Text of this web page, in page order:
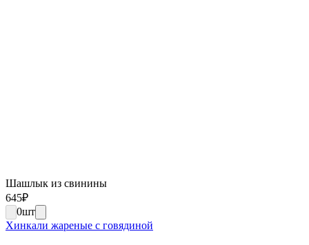
Шашлык из свинины
645₽
0шт
Хинкали жареные с говядиной